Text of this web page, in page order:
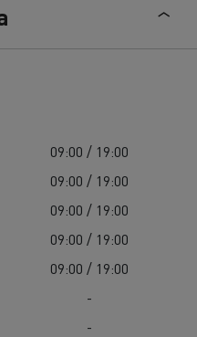
09:00 / 19:00
09:00 / 19:00
09:00 / 19:00
09:00 / 19:00
09:00 / 19:00
-
-